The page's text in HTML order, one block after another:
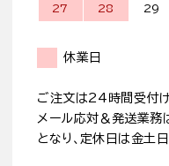
27 28 29
休業日
ご注文は24時間受付け
メール応対＆発送業
となり、定休日は金土日